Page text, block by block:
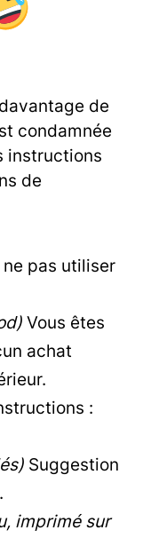
de
condamnée
instructions
de
ne pas utiliser
Vous êtes
achat
:
Suggestion
imprimé sur